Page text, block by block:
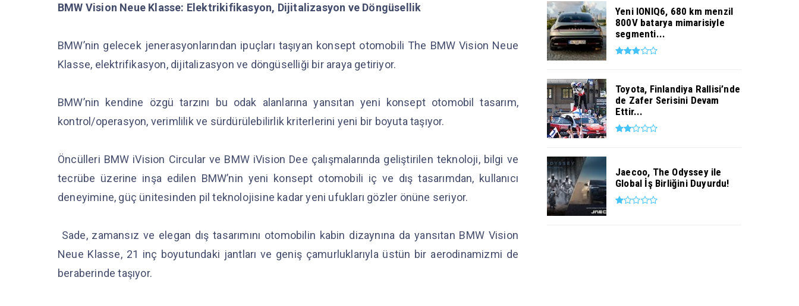
BMW Vision Neue Klasse: Elektrikifikasyon, Dijitalizasyon ve Döngüsellik
BMW’nin gelecek jenerasyonlarından ipuçları taşıyan konsept otomobili The BMW Vision Neue
Klasse, elektrifikasyon, dijitalizasyon ve döngüselliği bir araya getiriyor.
BMW’nin kendine özgü tarzını bu odak alanlarına yansıtan yeni konsept otomobil tasarım,
kontrol/operasyon, verimlilik ve sürdürülebilirlik kriterlerini yeni bir boyuta taşıyor.
Öncülleri BMW iVision Circular ve BMW iVision Dee çalışmalarında geliştirilen teknoloji, bilgi ve
tecrübe üzerine inşa edilen BMW’nin yeni konsept otomobili iç ve dış tasarımdan, kullanıcı
deneyimine, güç ünitesinden pil teknolojisine kadar yeni ufukları gözler önüne seriyor.
Sade, zamansız ve elegan dış tasarımını otomobilin kabin dizaynına da yansıtan BMW Vision
Neue Klasse, 21 inç boyutundaki jantları ve geniş çamurluklarıyla üstün bir aerodinamizmi de
beraberinde taşıyor.
Yeni IONIQ6, 680 km menzil
800V batarya mimarisiyle
segmenti...
Toyota, Finlandiya Rallisi’nde
de Zafer Serisini Devam
Ettir...
Jaecoo, The Odyssey ile
Global İş Birliğini Duyurdu!